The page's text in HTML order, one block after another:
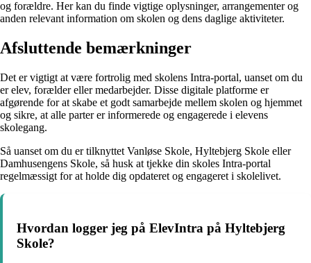
og forældre. Her kan du finde vigtige oplysninger, arrangementer og
anden relevant information om skolen og dens daglige aktiviteter.
Afsluttende bemærkninger
Det er vigtigt at være fortrolig med skolens Intra-portal, uanset om du
er elev, forælder eller medarbejder. Disse digitale platforme er
afgørende for at skabe et godt samarbejde mellem skolen og hjemmet
og sikre, at alle parter er informerede og engagerede i elevens
skolegang.
Så uanset om du er tilknyttet Vanløse Skole, Hyltebjerg Skole eller
Damhusengens Skole, så husk at tjekke din skoles Intra-portal
regelmæssigt for at holde dig opdateret og engageret i skolelivet.
Hvordan logger jeg på ElevIntra på Hyltebjerg
Skole?